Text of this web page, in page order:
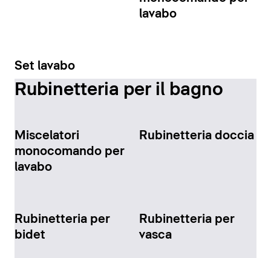
lavabo
Set lavabo
Rubinetteria per il bagno
Miscelatori
monocomando per
lavabo
Rubinetteria doccia
Rubinetteria per
bidet
Rubinetteria per
vasca